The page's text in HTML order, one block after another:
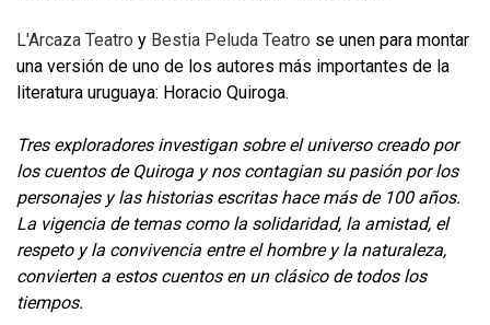
L'Arcaza Teatro y Bestia Peluda Teatro se unen para montar
una versión de uno de los autores más importantes de la
literatura uruguaya: Horacio Quiroga.
Tres exploradores investigan sobre el universo creado por
los cuentos de Quiroga y nos contagian su pasión por los
personajes y las historias escritas hace más de 100 años.
La vigencia de temas como la solidaridad, la amistad, el
respeto y la convivencia entre el hombre y la naturaleza,
convierten a estos cuentos en un clásico de todos los
tiempos.